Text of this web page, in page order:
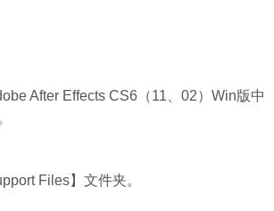
After Effects CS6（11、02）Win版中
Files】文件夹。